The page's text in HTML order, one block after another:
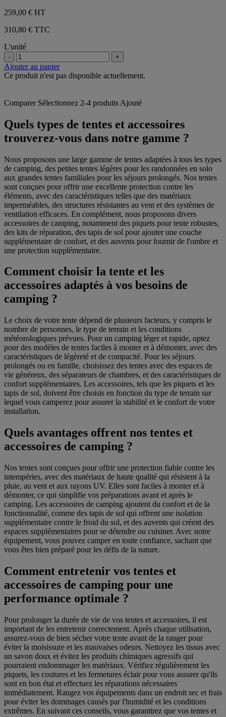
étoiles.
259,00 € HT
310,80 € TTC
L'unité
- +
Ajouter au panier
Ce produit n'est pas disponible actuellement.
Comparer Sélectionnez 2-4 produits Ajouté
Quels types de tentes et accessoires
trouverez-vous dans notre gamme ?
Nous proposons une large gamme de tentes adaptées à tous les types
de camping, des petites tentes légères pour les randonnées en solo
aux grandes tentes familiales pour les séjours prolongés. Nos tentes
sont conçues pour offrir une excellente protection contre les
éléments, avec des caractéristiques telles que des matériaux
imperméables, des structures résistantes au vent et des systèmes de
ventilation efficaces. En complément, nous proposons divers
accessoires de camping, notamment des piquets pour tente robustes,
des kits de réparation, des tapis de sol pour ajouter une couche
supplémentaire de confort, et des auvents pour fournir de l'ombre et
une protection supplémentaire.
Comment choisir la tente et les
accessoires adaptés à vos besoins de
camping ?
Le choix de votre tente dépend de plusieurs facteurs, y compris le
nombre de personnes, le type de terrain et les conditions
météorologiques prévues. Pour un camping léger et rapide, optez
pour des modèles de tentes faciles à monter et à démonter, avec des
caractéristiques de légèreté et de compacité. Pour les séjours
prolongés ou en famille, choisissez des tentes avec des espaces de
vie généreux, des séparateurs de chambres, et des caractéristiques de
confort supplémentaires. Les accessoires, tels que les piquets et les
tapis de sol, doivent être choisis en fonction du type de terrain sur
lequel vous camperez pour assurer la stabilité et le confort de votre
installation.
Quels avantages offrent nos tentes et
accessoires de camping ?
Nos tentes sont conçues pour offrir une protection fiable contre les
intempéries, avec des matériaux de haute qualité qui résistent à la
pluie, au vent et aux rayons UV. Elles sont faciles à monter et à
démonter, ce qui simplifie vos préparations avant et après le
camping. Les accessoires de camping ajoutent du confort et de la
fonctionnalité, comme des tapis de sol qui offrent une isolation
supplémentaire contre le froid du sol, et des auvents qui créent des
espaces supplémentaires pour se détendre ou cuisiner. Avec notre
équipement, vous pouvez camper en toute confiance, sachant que
vous êtes bien préparé pour les défis de la nature.
Comment entretenir vos tentes et
accessoires de camping pour une
performance optimale ?
Pour prolonger la durée de vie de vos tentes et accessoires, il est
important de les entretenir correctement. Après chaque utilisation,
assurez-vous de bien sécher votre tente avant de la ranger pour
éviter la moisissure et les mauvaises odeurs. Nettoyez les tissus avec
un savon doux et évitez les produits chimiques agressifs qui
pourraient endommager les matériaux. Vérifiez régulièrement les
piquets, les coutures et les fermetures éclair pour vous assurer qu'ils
sont en bon état et effectuez les réparations nécessaires
immédiatement. Rangez vos équipements dans un endroit sec et frais
pour éviter les dommages causés par l'humidité et les conditions
extrêmes. En suivant ces conseils, vous garantirez que vos tentes et